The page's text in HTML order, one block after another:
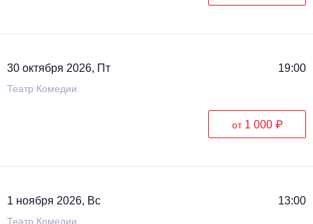
30 октября 2026, Пт 19:00
Театр Комедии.
от 1 000 ₽
1 ноября 2026, Вс 13:00
Театр Комедии.